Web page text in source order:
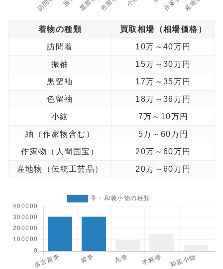
着物の種類 買取相場（相場価格）
訪問着 10万～40万円
振袖 15万～30万円
黒留袖 17万～35万円
色留袖 18万～36万円
小紋 7万～10万円
紬（作家物含む） 5万～60万円
作家物（人間国宝） 20万～60万円
産地物（伝統工芸品） 20万～60万円